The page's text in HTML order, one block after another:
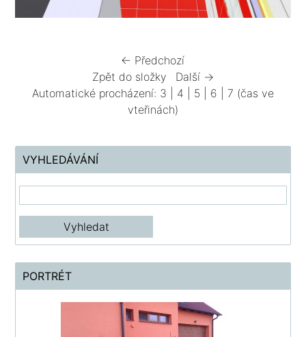
← Předchozí
Zpět do složky
Další →
Automatické procházení: 3 4 5 6 7 (čas ve
vteřinách)
VYHLEDÁVÁNÍ
PORTRÉT